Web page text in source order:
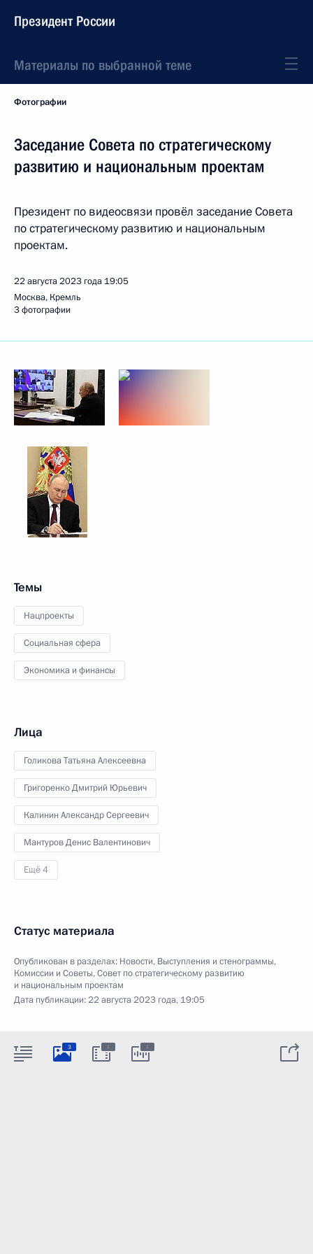
Президент России
Материалы по выбранной теме
Фотографии
Заседание Совета по стратегическому
развитию и национальным проектам
Президент по видеосвязи провёл заседание Совета
по стратегическому развитию и национальным
проектам.
22 августа 2023 года 19:05
Москва, Кремль
3 фотографии
Темы
Нацпроекты
Социальная сфера
Экономика и финансы
Лица
Голикова Татьяна Алексеевна
Григоренко Дмитрий Юрьевич
Калинин Александр Сергеевич
Мантуров Денис Валентинович
Ещё 4
Статус материала
Опубликован в разделах: Новости, Выступления и стенограммы,
Комиссии и Советы,Совет по стратегическому развитию
и национальным проектам
Дата публикации:22 августа 2023 года, 19:05
3 : :